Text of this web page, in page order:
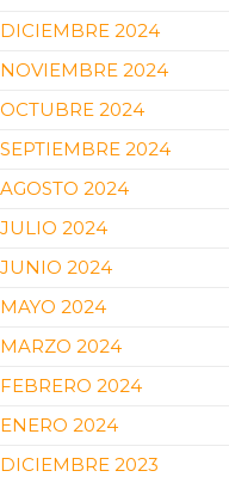
DICIEMBRE 2024
NOVIEMBRE 2024
OCTUBRE 2024
SEPTIEMBRE 2024
AGOSTO 2024
JULIO 2024
JUNIO 2024
MAYO 2024
MARZO 2024
FEBRERO 2024
ENERO 2024
DICIEMBRE 2023